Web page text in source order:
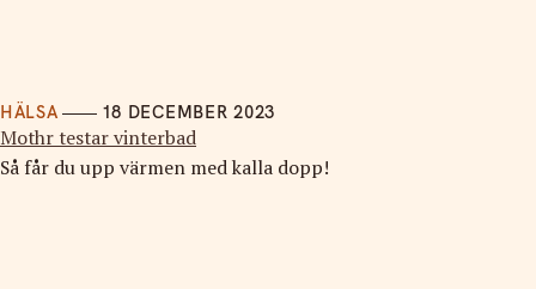
HÄLSA 18 DECEMBER 2023
Mothr testar vinterbad
Så får du upp värmen med kalla dopp!